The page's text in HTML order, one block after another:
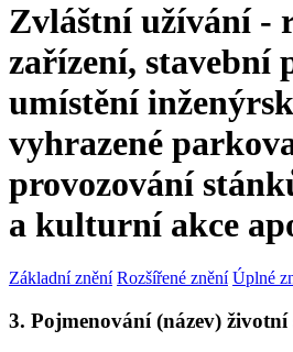
Zvláštní užívání -
zařízení, stavební
umístění
vyhrazené
provozování
a kulturní akce
Základní znění Rozšířené znění Úplné
3. Pojmenování (název) životní